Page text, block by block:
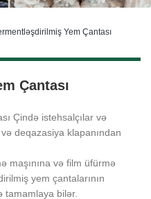
Yem Çantası
Çantası
Çində istehsalçılar və
deqazasiya klapanından
maşınına və film üfürmə
yem çantalarının
tamamlaya bilər.